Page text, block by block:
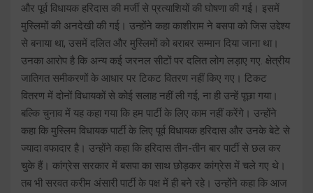
और पूर्व विधायक हरिदास की मर्जी से प्रत्याशियों की घोषणा की गई। इसमें
मुस्लिमों की अनदेखी की गई। उन्होंने कहा काशीराम ने बसपा को जिस उद्देश्य
से बनाया था, उसमें दलित और मुस्लिमों को बराबर सम्मान दिया जाना था।
उनका आरोप है कि अन्य कई जरनल सीटों पर दलित लोग लड़ाए गए. क्षेत्रीय
जातिगत समीकरणों के आधार पर टिकट वितरण नहीं किए गए। टिकट
वितरण में दोनों विधायकों से कोई सलाह नहीं ली गई, ना ही उन्हें पूछा गया।
बल्कि चुनाव में यह कहा गया कि हम पार्टी के लिए काम नहीं करेंगे। उन्होंने
कहा कि मुस्लिम विधायक पार्टी के लिए पूर्व विधायक हरिदास और उनके बेटे से
ज्यादा वफादार है। उन्होंने कहा कि हरिदास तीन-तीन बार पार्टी से छल कर
चुके हैं। कांग्रेस सरकार में बसपा का साथ छोड़कर कांग्रेस में चले गए थे।
तब भी सरवत करीम अंसारी पार्टी के पक्ष में ही बने रहे। उन्होंने कहा कि आज